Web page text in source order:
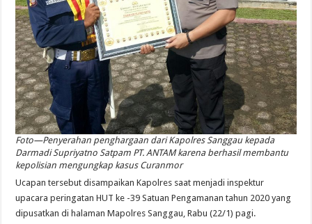
Foto—Penyerahan penghargaan dari Kapolres Sanggau kepada
Darmadi Supriyatno Satpam PT. ANTAM karena berhasil membantu
kepolisian mengungkap kasus Curanmor
Ucapan tersebut disampaikan Kapolres saat menjadi inspektur
upacara peringatan HUT ke -39 Satuan Pengamanan tahun 2020 yang
dipusatkan di halaman Mapolres Sanggau, Rabu (22/1) pagi.